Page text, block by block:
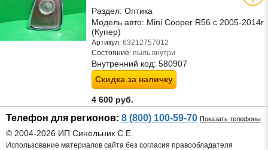
Раздел: Оптика
Модель авто: Mini Cooper R56 с 2005-2014г
(Купер)
Артикул: 63212757012
Состояние: пыль внутри
Внутренний код: 580907
Скидка за наличку
4 600 руб.
Телефон для регионов: 8 (800) 100-59-70 Показать телефоны
© 2004-2026 ИП Синельник С.Е.
Использование материалов сайта без согласия правообладателя